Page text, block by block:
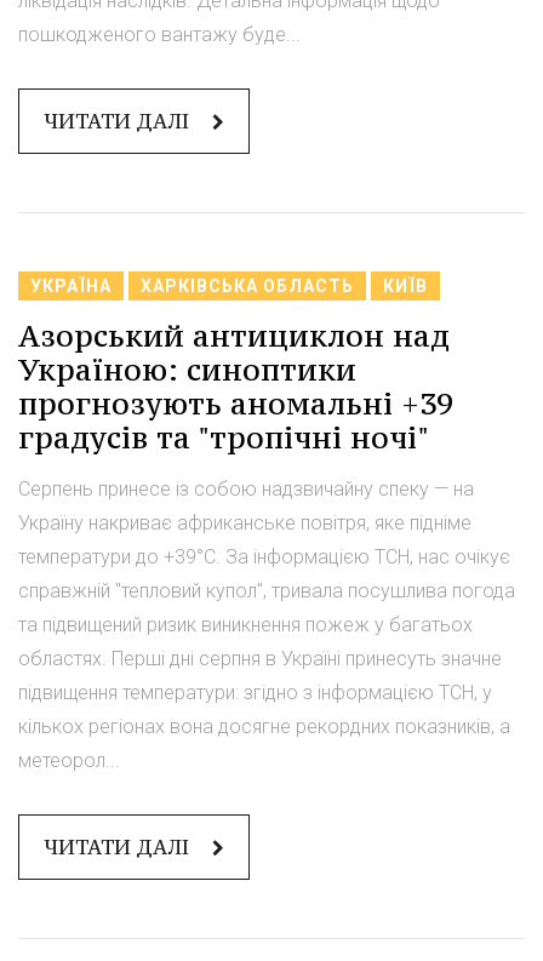
пошкодженого вантажу буде...
ЧИТАТИ ДАЛІ
УКРАЇНА ХАРКІВСЬКА ОБЛАСТЬ КИЇВ
Азорський антициклон над
Україною: синоптики
прогнозують аномальні +39
градусів та "тропічні ночі"
Серпень принесе із собою надзвичайну спеку — на
Україну накриває африканське повітря, яке підніме
температури до +39°C. За інформацією ТСН, нас очікує
справжній "тепловий купол", тривала посушлива погода
та підвищений ризик виникнення пожеж у багатьох
областях. Перші дні серпня в Україні принесуть значне
підвищення температури: згідно з інформацією ТСН, у
кількох регіонах вона досягне рекордних показників, а
метеорол...
ЧИТАТИ ДАЛІ